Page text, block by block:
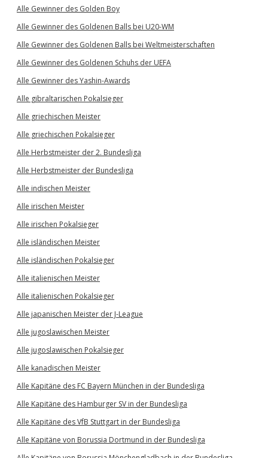
Alle Gewinner des Golden Boy
Alle Gewinner des Goldenen Balls bei U20-WM
Alle Gewinner des Goldenen Balls bei Weltmeisterschaften
Alle Gewinner des Goldenen Schuhs der UEFA
Alle Gewinner des Yashin-Awards
Alle gibraltarischen Pokalsieger
Alle griechischen Meister
Alle griechischen Pokalsieger
Alle Herbstmeister der 2. Bundesliga
Alle Herbstmeister der Bundesliga
Alle indischen Meister
Alle irischen Meister
Alle irischen Pokalsieger
Alle isländischen Meister
Alle isländischen Pokalsieger
Alle italienischen Meister
Alle italienischen Pokalsieger
Alle japanischen Meister der J-League
Alle jugoslawischen Meister
Alle jugoslawischen Pokalsieger
Alle kanadischen Meister
Alle Kapitäne des FC Bayern München in der Bundesliga
Alle Kapitäne des Hamburger SV in der Bundesliga
Alle Kapitäne des VfB Stuttgart in der Bundesliga
Alle Kapitäne von Borussia Dortmund in der Bundesliga